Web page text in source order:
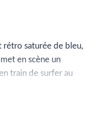
:
rétro saturée de bleu,
en scène un
train de surfer au
condensé de joie et